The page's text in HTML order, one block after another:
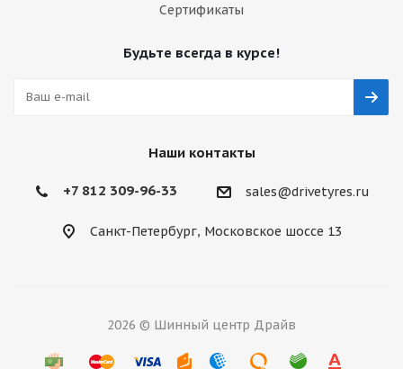
Сертификаты
Будьте всегда в курсе!
Наши контакты
+7 812 309-96-33 sales@drivetyres.ru
Санкт-Петербург, Московское шоссе 13
2026 © Шинный центр Драйв